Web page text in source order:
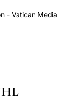
- Vatican Media